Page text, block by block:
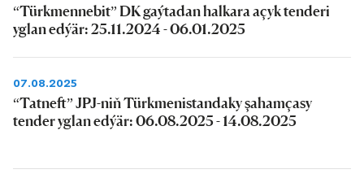
“Türkmennebit” DK gaýtadan halkara açyk tenderi
yglan edýär: 25.11.2024 - 06.01.2025
07.08.2025
“Tatneft” JPJ-niň Türkmenistandaky şahamçasy
tender yglan edýär: 06.08.2025 - 14.08.2025